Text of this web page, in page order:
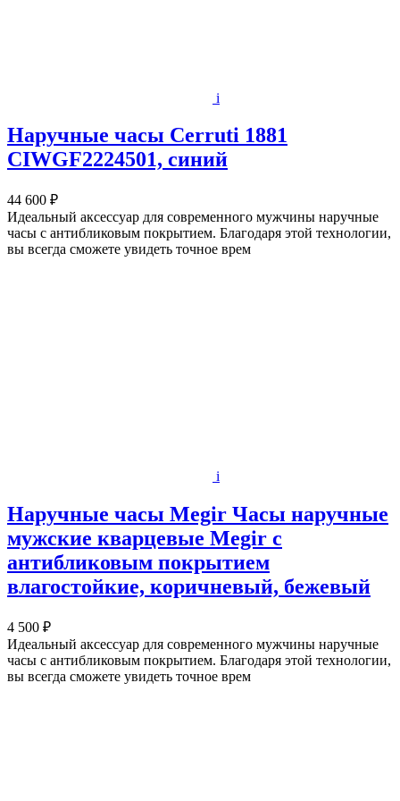
i
Наручные часы Cerruti 1881
CIWGF2224501, синий
44 600 ₽
Идеальный аксессуар для современного мужчины наручные
часы с антибликовым покрытием. Благодаря этой технологии,
вы всегда сможете увидеть точное врем
i
Наручные часы Megir Часы наручные
мужские кварцевые Megir с
антибликовым покрытием
влагостойкие, коричневый, бежевый
4 500 ₽
Идеальный аксессуар для современного мужчины наручные
часы с антибликовым покрытием. Благодаря этой технологии,
вы всегда сможете увидеть точное врем